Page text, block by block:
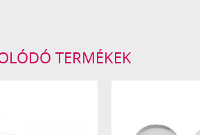
TERMÉKEK